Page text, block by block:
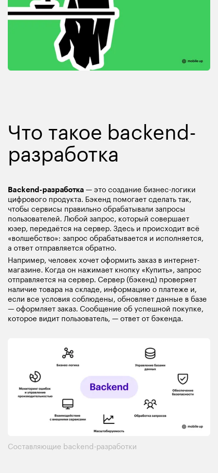
Что такое backend-
разработка
Backend-разработка — это создание бизнес-логики
цифрового продукта. Бэкенд помогает сделать так,
чтобы сервисы правильно обрабатывали запросы
пользователей. Любой запрос, который совершает
юзер, передаётся на сервер. Здесь и происходит всё
«волшебство»: запрос обрабатывается и исполняется,
а ответ отправляется обратно.
Например, человек хочет оформить заказ в интернет-
магазине. Когда он нажимает кнопку «Купить», запрос
отправляется на сервер. Сервер (бэкенд) проверяет
наличие товара на складе, информацию о платеже и,
если все условия соблюдены, обновляет данные в базе
— оформляет заказ. Сообщение об успешной покупке,
которое видит пользователь, — ответ от бэкенда.
Составляющие backend-разработки